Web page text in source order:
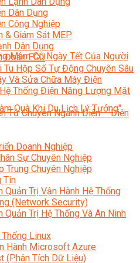
Dân Dụng
Công Nghiệp
& Giám Sát MEP
Dân Dụng
Đoán ECU
Hộp Số Tự Động Chuyên Sâu
Và Sửa Chữa Máy Điện
Thống Điện Năng Lượng Mặt
Tử Chuyên Ngành Điện – Điện
Doanh Nghiệp
Sự Chuyên Nghiệp
Trung Chuyên Nghiệp
Tin
Quản Trị Vận Hành Hệ Thống
(Network Security)
Quản Trị Hệ Thống Và An Ninh
Linux
Hành Microsoft Azure
(Phân Tích Dữ Liệu)
Mâm Cỗ Ngày Tết Của Người
Quà Khi Du Lịch Lý Tưởng"